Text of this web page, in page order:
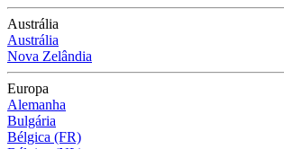
Austrália
Austrália
Nova Zelândia
Europa
Alemanha
Bulgária
Bélgica (FR)